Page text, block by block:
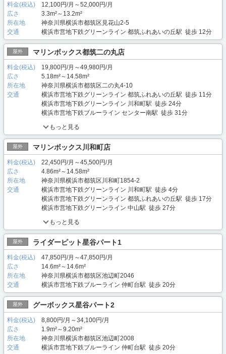
料金(税込)
12,100円/月～52,000円/月
広さ
3.3m²～13.2m²
所在地
神奈川県横浜市都筑区見花山2-5
交通
横浜市営地下鉄グリーンライン 都筑ふれあいの丘駅 徒歩 12分
屋外 マリンボックス都筑二の丸店
料金(税込)
19,800円/月～49,980円/月
広さ
5.18m²～14.58m²
所在地
神奈川県横浜市都筑区二の丸4-10
交通
横浜市営地下鉄グリーンライン 都筑ふれあいの丘駅 徒歩 11分
横浜市営地下鉄グリーンライン 川和町駅 徒歩 24分
横浜市営地下鉄ブルーライン センター南駅 徒歩 31分
もっと見る
屋外 マリンボックス川和町店
料金(税込)
22,450円/月～45,500円/月
広さ
4.86m²～14.58m²
所在地
神奈川県横浜市都筑区川和町1854-2
交通
横浜市営地下鉄グリーンライン 川和町駅 徒歩 4分
横浜市営地下鉄グリーンライン 都筑ふれあいの丘駅 徒歩 17分
横浜市営地下鉄グリーンライン 中山駅 徒歩 27分
もっと見る
屋外 ライダーピット星谷パート1
料金(税込)
47,850円/月～47,850円/月
広さ
14.6m²～14.6m²
所在地
神奈川県横浜市都筑区池辺町2046
交通
横浜市営地下鉄ブルーライン 仲町台駅 徒歩 20分
屋外 グーボックス星谷パート2
料金(税込)
8,800円/月～34,100円/月
広さ
1.9m²～9.20m²
所在地
神奈川県横浜市都筑区池辺町2008
交通
横浜市営地下鉄ブルーライン 仲町台駅 徒歩 20分